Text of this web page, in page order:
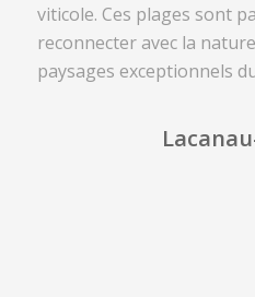
viticole. Ces plages sont
reconnecter avec la
paysages exceptionnels